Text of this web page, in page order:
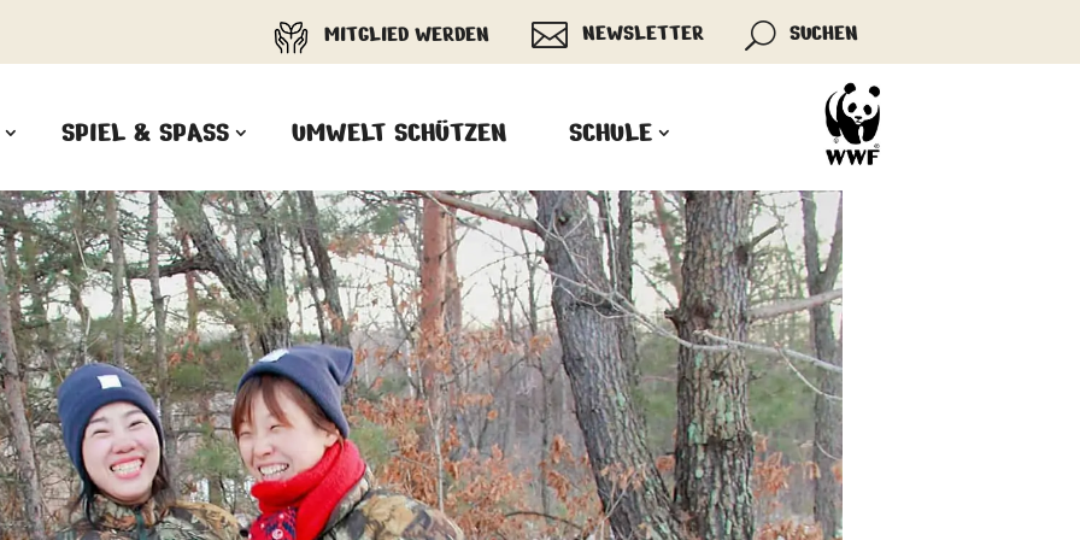
MITGLIED WERDEN  NEWSLETTER U SUCHEN
SPIEL & SPASS UMWELT SCHÜTZEN SCHULE
PANDAS LIEBEN COOKIES, WIR
AUCH!
Cookies helfen unser Angebot
nutzerfreundlich zu gestalten & erlauben
uns eine Analyse der Zugriffe auf die
Website. Infos dazu findest du in unserer
Datenschutzerklärung. Unter
Einstellungen kannst du verwalten,
welche Art von Cookies gesetzt werden.
Deine Auswahl kannst du über den
entsprechenden Link im Footer der
Website jederzeit widerrufen.
Zustimmen Ablehnen